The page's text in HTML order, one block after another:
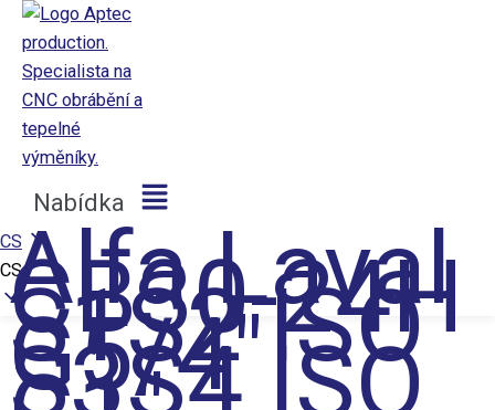
Přeskočit na obsah
Aptec production
Nabídka
CS
CSAlfa Laval
CB30-24H
S1S2 ISO
G5/4″
S3S4 ISO